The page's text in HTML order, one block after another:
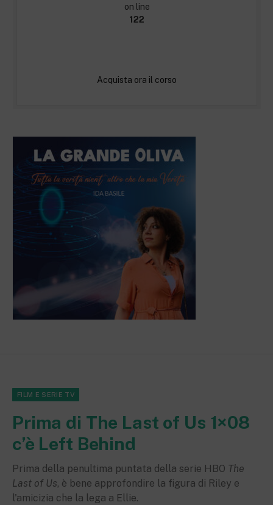
on line
122
Acquista ora il corso
FILM E SERIE TV
Prima di The Last of Us 1×08
c’è Left Behind
Prima della penultima puntata della serie HBO The
Last of Us, è bene approfondire la figura di Riley e
l'amicizia che la lega a Ellie.